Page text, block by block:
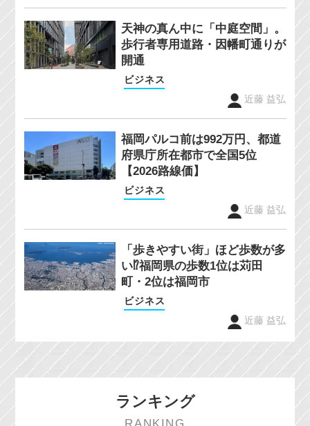
天神の真ん中に「中庭空間」。
歩行者専用道路・因幡町通りが
開通
ビジネス
近藤 益弘
福岡パルコ前は992万円、都道
府県庁所在都市で全国5位
【2026路線価】
ビジネス
近藤 益弘
「歩きやすい街」ほど歩数が多
い⁉福岡県の歩数1位は苅田
町・2位は福岡市
ビジネス
近藤 益弘
ランキング